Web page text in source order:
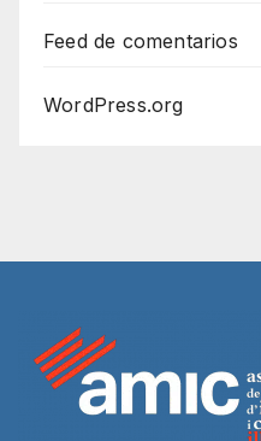
Feed de comentarios
WordPress.org